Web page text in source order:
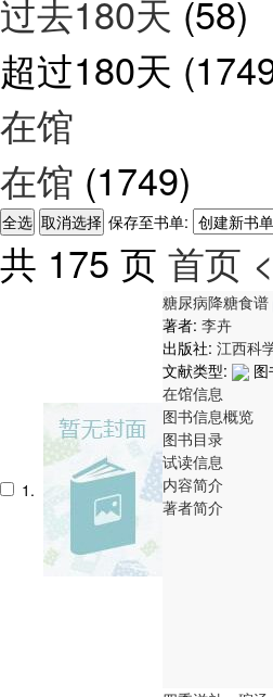
过去180天 (58)
超过180天
在馆
在馆 (1749)
保存至书单:
共 175 页 首页
1.
糖尿病降糖食谱
著者: 李卉
出版社: 江西科
文献类型:
在馆信息
图书信息概览
图书目录
试读信息
内容简介
著者简介